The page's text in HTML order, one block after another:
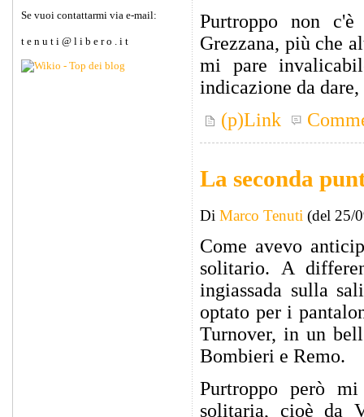
Se vuoi contattarmi via e-mail:
t e n u t i @ l i b e r o . i t
Purtroppo non
Grezzana, più che
mi pare
indicazione da
(p)Link
La seconda
Di Marco Tenuti (del 25/
Come avevo
solitario. A
ingiassada sulla
optato per i
Turnover, in un
Bombieri e Remo.
Purtroppo però
solitaria, cioè da